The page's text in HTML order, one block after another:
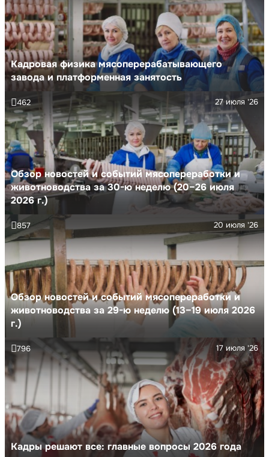
Кадровая физика мясоперерабатывающего
завода и платформенная занятость
Обзор новостей и событий мясопереработки и
животноводства за 30-ю неделю (20–26 июля
2026 г.)
27 июля '26
462
Обзор новостей и событий мясопереработки и
животноводства за 29-ю неделю (13–19 июля 2026
г.)
20 июля '26
857
Кадры решают все: главные вопросы 2026 года
17 июля '26
796